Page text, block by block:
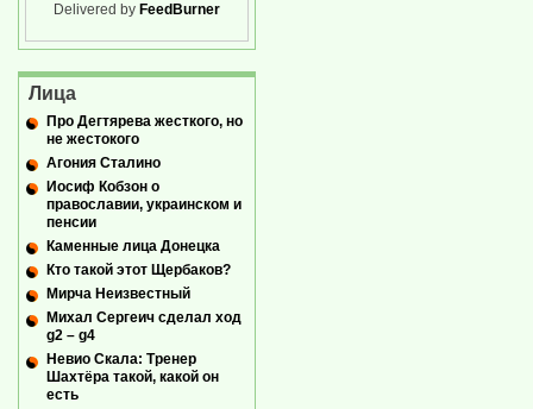
Delivered by FeedBurner
Лица
Про Дегтярева жесткого, но
не жестокого
Агония Сталино
Иосиф Кобзон о
православии, украинском и
пенсии
Каменные лица Донецка
Кто такой этот Щербаков?
Мирча Неизвестный
Михал Сергеич сделал ход
g2 – g4
Невио Скала: Тренер
Шахтёра такой, какой он
есть